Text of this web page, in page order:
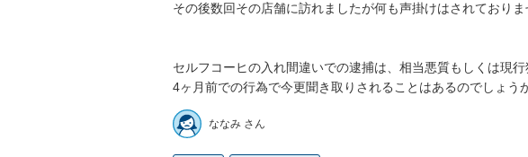
その後数回その店舗に訪れましたが何も声掛けはされておりま
セルフコーヒの入れ間違いでの逮捕は、相当悪質もしくは現
4ヶ月前での行為で今更聞き取りされることはあるのでしょう
ななみ さん